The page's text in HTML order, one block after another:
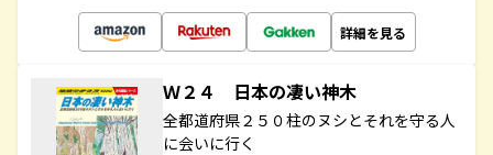
詳細を見る
Ｗ２４ 日本の凄い神木
全都道府県２５０柱のヌシとそれを守る人
に会いに行く